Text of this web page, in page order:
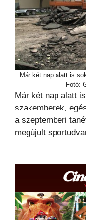
Már két nap alatt is
Fotó:
Már két nap alatt
szakemberek,
a szeptemberi
megújult